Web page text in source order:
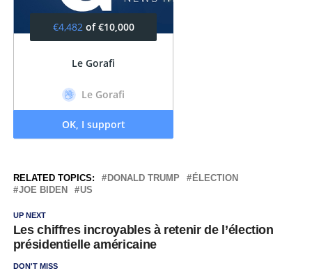
RELATED TOPICS: DONALD TRUMP
ÉLECTION
JOE BIDEN
US
UP NEXT
Les chiffres incroyables à retenir de l’élection
présidentielle américaine
DON'T MISS